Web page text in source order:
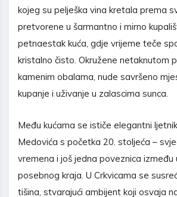
kojeg su pelješka vina kretala prema
pretvorene u šarmantno i mirno
petnaestak kuća, gdje vrijeme teče
kristalno čisto. Okružene netaknutom
kamenim obalama, nude savršeno
kupanje i uživanje u zalascima sunca.
Među kućama se ističe elegantni
Medovića s početka 20. stoljeća –
vremena i još jedna poveznica
posebnog kraja. U Crkvicama se
tišina, stvarajući ambijent koji osvaja